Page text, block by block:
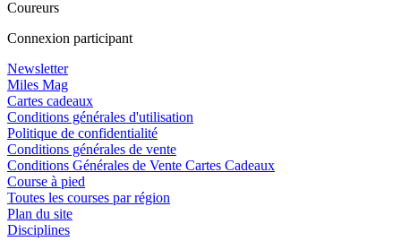
Coureurs
Connexion participant
Newsletter
Miles Mag
Cartes cadeaux
Conditions générales d'utilisation
Politique de confidentialité
Conditions générales de vente
Conditions Générales de Vente Cartes Cadeaux
Course à pied
Toutes les courses par région
Plan du site
Disciplines